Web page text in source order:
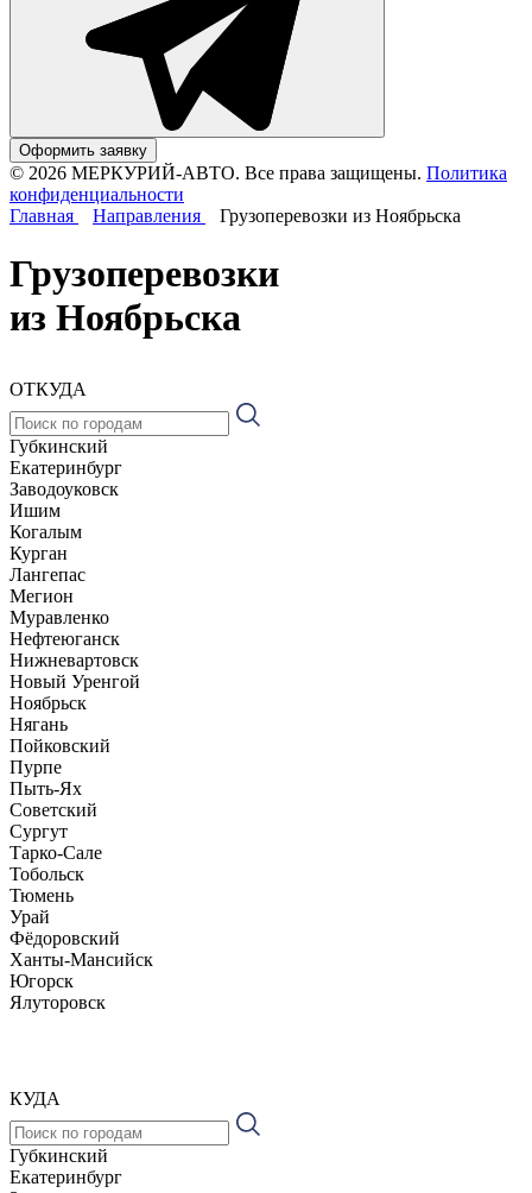
Оформить заявку
© 2026 МЕРКУРИЙ-АВТО. Все права защищены. Политика
конфиденциальности
Главная
Направления Грузоперевозки из Ноябрьска
Грузоперевозки
из Ноябрьска
ОТКУДА
Губкинский
Екатеринбург
Заводоуковск
Ишим
Когалым
Курган
Лангепас
Мегион
Муравленко
Нефтеюганск
Нижневартовск
Новый Уренгой
Ноябрьск
Нягань
Пойковский
Пурпе
Пыть-Ях
Советский
Сургут
Тарко-Сале
Тобольск
Тюмень
Урай
Фёдоровский
Ханты-Мансийск
Югорск
Ялуторовск
КУДА
Губкинский
Екатеринбург